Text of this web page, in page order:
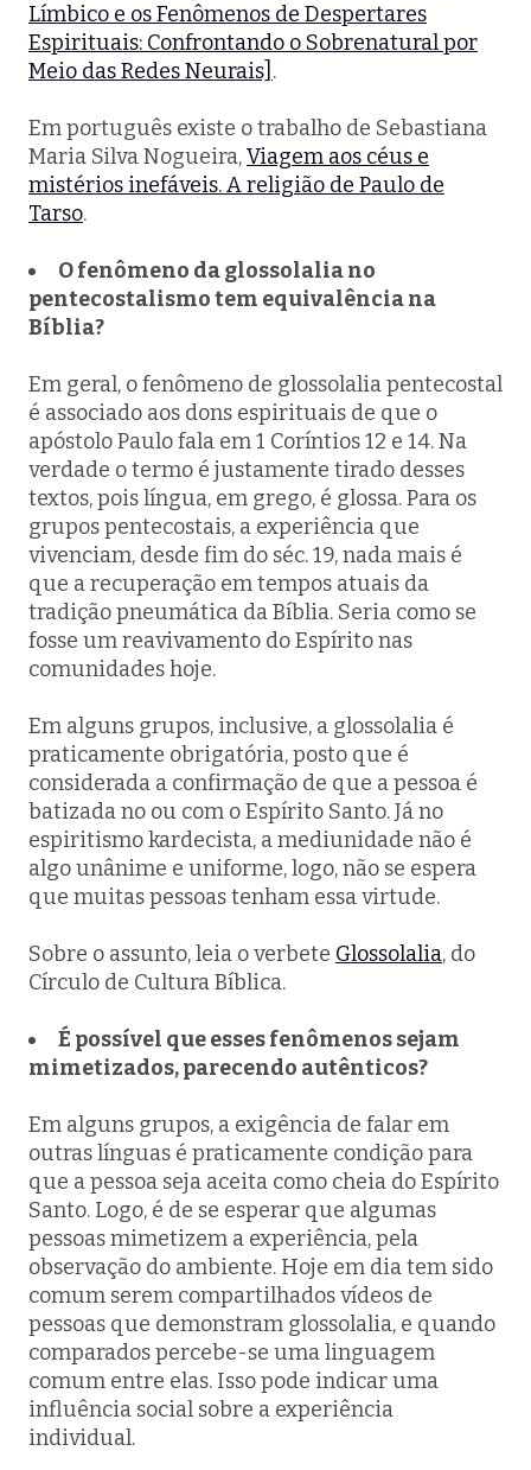
Límbico e os Fenômenos de Despertares
Espirituais: Confrontando o Sobrenatural por
Meio das Redes Neurais] .
Em português existe o trabalho de Sebastiana
Maria Silva Nogueira,Viagem aos céus e
mistérios inefáveis. A religião de Paulo de
Tarso.
O fenômeno da glossolalia no
pentecostalismo tem equivalência na
Bíblia?
Em geral, o fenômeno de glossolalia pentecostal
é associado aos dons espirituais de que o
apóstolo Paulo fala em 1 Coríntios 12 e 14. Na
verdade o termo é justamente tirado desses
textos, pois língua, em grego, é glossa. Para os
grupos pentecostais, a experiência que
vivenciam, desde fim do séc. 19, nada mais é
que a recuperação em tempos atuais da
tradição pneumática da Bíblia. Seria como se
fosse um reavivamento do Espírito nas
comunidades hoje.
Em alguns grupos, inclusive, a glossolalia é
praticamente obrigatória, posto que é
considerada a confirmação de que a pessoa é
batizada no ou com o Espírito Santo. Já no
espiritismo kardecista, a mediunidade não é
algo unânime e uniforme, logo, não se espera
que muitas pessoas tenham essa virtude.
Sobre o assunto, leia o verbete Glossolalia, do
Círculo de Cultura Bíblica.
É possível que esses fenômenos sejam
mimetizados, parecendo autênticos?
Em alguns grupos, a exigência de falar em
outras línguas é praticamente condição para
que a pessoa seja aceita como cheia do Espírito
Santo. Logo, é de se esperar que algumas
pessoas mimetizem a experiência, pela
observação do ambiente. Hoje em dia tem sido
comum serem compartilhados vídeos de
pessoas que demonstram glossolalia, e quando
comparados percebe-se uma linguagem
comum entre elas. Isso pode indicar uma
influência social sobre a experiência
individual.